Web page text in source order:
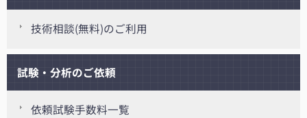
技術相談(無料)のご利用
試験・分析のご依頼
依頼試験手数料一覧